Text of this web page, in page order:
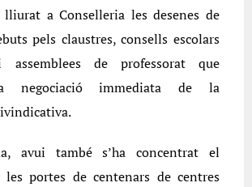
lliurat a Conselleria les desenes de
pels claustres, consells escolars
de professorat que
negociació immediata de la
avui també s’ha concentrat el
les portes de centenars de centres